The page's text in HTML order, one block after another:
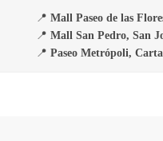
📍 Mall Paseo de las
📍 Mall San Pedro, San
📍 Paseo Metrópoli,